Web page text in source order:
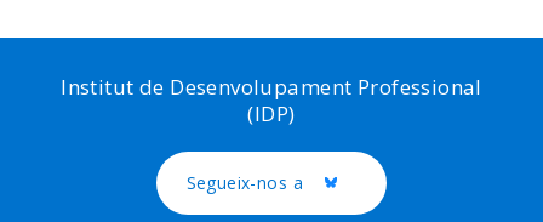
Institut de Desenvolupament Professional
(IDP)
Segueix-nos a Twitter